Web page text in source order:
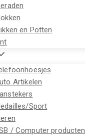
en Potten
Artikelen
Sport
/ Computer producten